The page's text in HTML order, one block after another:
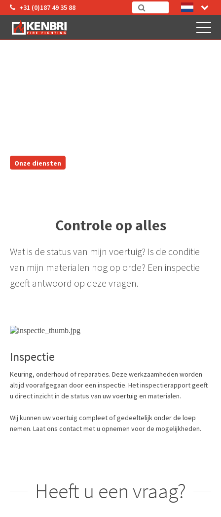
+31 (0)187 49 35 88
Onze diensten
Controle op alles
Wat is de status van mijn voertuig? Is de conditie
van mijn materialen nog op orde? Een inspectie
geeft antwoord op deze vragen.
Inspectie
Keuring, onderhoud of reparaties. Deze werkzaamheden worden
altijd voorafgegaan door een inspectie. Het inspectierapport geeft
u direct inzicht in de status van uw voertuig en materialen.
Wij kunnen uw voertuig compleet of gedeeltelijk onder de loep
nemen. Laat ons contact met u opnemen voor de mogelijkheden.
Heeft u een vraag?